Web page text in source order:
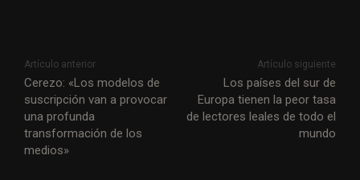
Artículo anterior
Cerezo: «Los modelos de
suscripción van a provocar
una profunda
transformación de los
medios»
Artículo siguiente
Los países del sur de
Europa tienen la peor tasa
de lectores leales de todo el
mundo